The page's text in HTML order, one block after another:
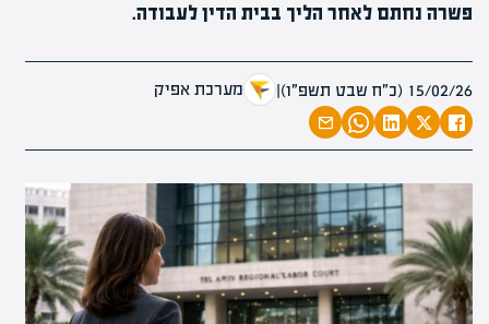
פשרה נחתם לאחר הליך בבית הדין לעבודה.
15/02/26 (כ״ח שבט תשפ״ו) | מערכת אפיק